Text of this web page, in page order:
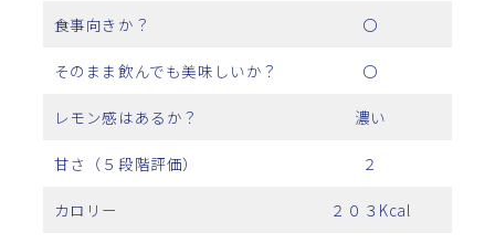
食事向きか？ 〇
そのまま飲んでも美味しいか？ 〇
レモン感はあるか？ 濃い
甘さ（５段階評価） ２
カロリー ２０３Kcal